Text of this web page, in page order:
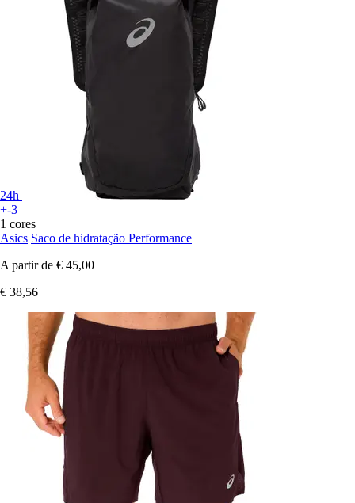
24h
+-3
1 cores
Asics Saco de hidratação Performance
A partir de € 45,00
€ 38,56